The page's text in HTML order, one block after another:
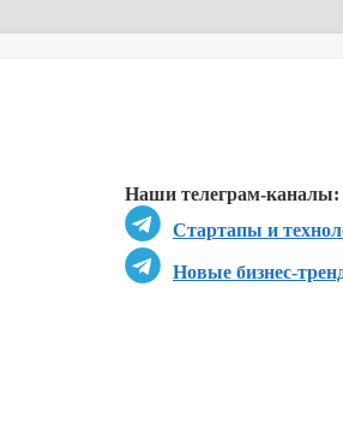
Наши телеграм-каналы:
Стартапы и
Новые бизнес-